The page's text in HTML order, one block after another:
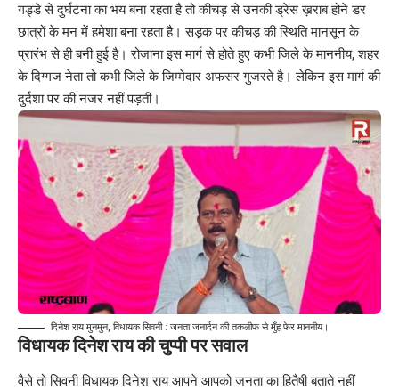
गड्डे से दुर्घटना का भय बना रहता है तो कीचड़ से उनकी ड्रेस ख़राब होने डर
छात्रों के मन में हमेशा बना रहता है। सड़क पर कीचड़ की स्थिति मानसून के
प्रारंभ से ही बनी हुई है। रोजाना इस मार्ग से होते हुए कभी जिले के माननीय, शहर
के दिग्गज नेता तो कभी जिले के जिम्मेदार अफसर गुजरते है। लेकिन इस मार्ग की
दुर्दशा पर की नजर नहीं पड़ती।
दिनेश राय मुनमुन, विधायक सिवनी : जनता जनार्दन की तकलीफ से मुँह फेर माननीय।
विधायक दिनेश राय की चुप्पी पर सवाल
वैसे तो सिवनी विधायक दिनेश राय आपने आपको जनता का हितैषी बताते नहीं